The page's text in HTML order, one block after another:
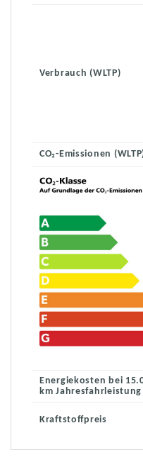
Verbrauch (WLTP)
CO₂-Emissionen
Energiekosten bei
km Jahresfahrleistung
Kraftstoffpreis